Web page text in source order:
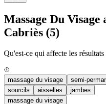
Massage Du
Cabriès (5)
Qu'est-ce qui affecte les résultats
massage du visage semi-
sourcils
aisselles
jambes
massage du visage